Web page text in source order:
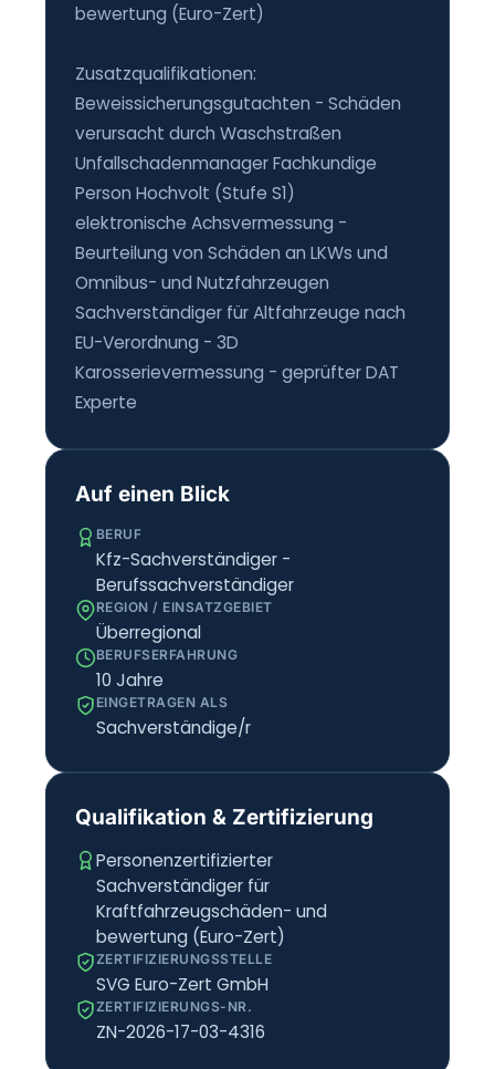
bewertung (Euro-Zert)
Zusatzqualifikationen:
Beweissicherungsgutachten - Schäden
verursacht durch Waschstraßen
Unfallschadenmanager Fachkundige
Person Hochvolt (Stufe S1)
elektronische Achsvermessung -
Beurteilung von Schäden an LKWs und
Omnibus- und Nutzfahrzeugen
Sachverständiger für Altfahrzeuge nach
EU-Verordnung - 3D
Karosserievermessung - geprüfter DAT
Experte
Auf einen Blick
BERUF
Kfz-Sachverständiger -
Berufssachverständiger
REGION / EINSATZGEBIET
Überregional
BERUFSERFAHRUNG
10 Jahre
EINGETRAGEN ALS
Sachverständige/r
Qualifikation & Zertifizierung
Personenzertifizierter
Sachverständiger für
Kraftfahrzeugschäden- und
bewertung (Euro-Zert)
ZERTIFIZIERUNGSSTELLE
SVG Euro-Zert GmbH
ZERTIFIZIERUNGS-NR.
ZN-2026-17-03-4316